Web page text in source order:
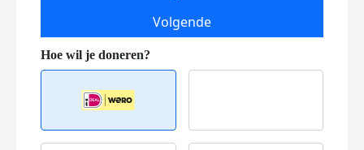
Volgende